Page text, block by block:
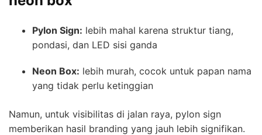
Pylon Sign: lebih mahal karena struktur tiang,
pondasi, dan LED sisi ganda
Neon Box: lebih murah, cocok untuk papan nama
yang tidak perlu ketinggian
Namun, untuk visibilitas di jalan raya, pylon sign
memberikan hasil branding yang jauh lebih signifikan.